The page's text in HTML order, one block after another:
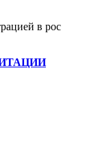
в рос